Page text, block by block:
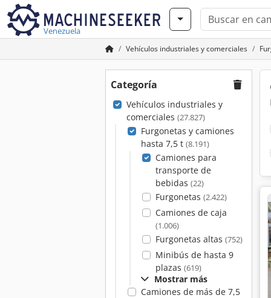
Venezuela
Vehículos industriales y comerciales
Categoría
Vehículos industriales y
comerciales (27.827)
Furgonetas y camiones
hasta 7,5 t (8.191)
Camiones para
transporte de
bebidas (22)
Furgonetas (2.422)
Camiones de caja
(1.006)
Furgonetas altas (752)
Minibús de hasta 9
plazas (619)
Mostrar más
Camiones de más de 7,5